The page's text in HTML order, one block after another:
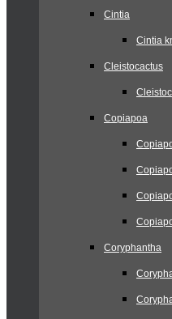
Cintia
Cintia
Cleistocactus
Copiapoa
Coryphantha